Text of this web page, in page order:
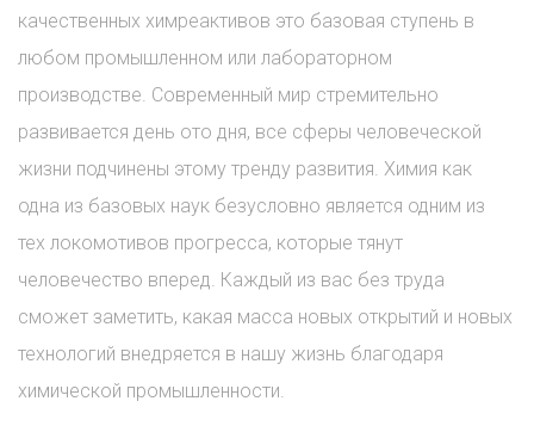
качественных химреактивов это базовая ступень в
любом промышленном или лабораторном
производстве. Современный мир стремительно
развивается день ото дня, все сферы человеческой
жизни подчинены этому тренду развития. Химия как
одна из базовых наук безусловно является одним из
тех локомотивов прогресса, которые тянут
человечество вперед. Каждый из вас без труда
сможет заметить, какая масса новых открытий и новых
технологий внедряется в нашу жизнь благодаря
химической промышленности.